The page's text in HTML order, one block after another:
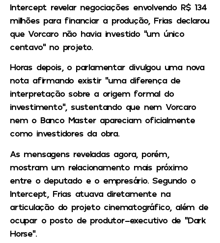
Intercept revelar negociações envolvendo R$ 134
milhões para financiar a produção, Frias declarou
que Vorcaro não havia investido “um único
centavo” no projeto.
Horas depois, o parlamentar divulgou uma nova
nota afirmando existir “uma diferença de
interpretação sobre a origem formal do
investimento”, sustentando que nem Vorcaro
nem o Banco Master apareciam oficialmente
como investidores da obra.
As mensagens reveladas agora, porém,
mostram um relacionamento mais próximo
entre o deputado e o empresário. Segundo o
Intercept, Frias atuava diretamente na
articulação do projeto cinematográfico, além de
ocupar o posto de produtor-executivo de “Dark
Horse”.